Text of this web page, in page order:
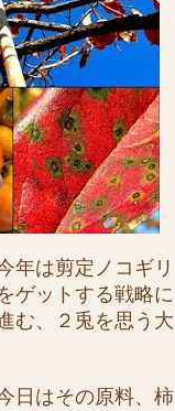
年は剪定ノコギリ
ゲットする戦略に
む、２兎を思う大
日はその原料、柿